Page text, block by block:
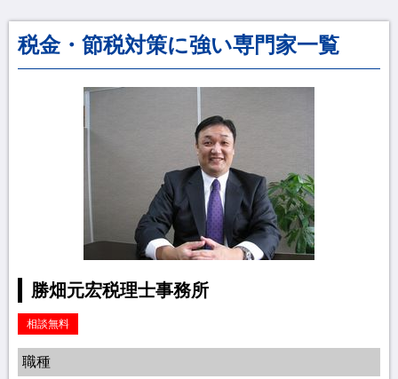
税金・節税対策に強い専門家一覧
勝畑元宏税理士事務所
相談無料
職種